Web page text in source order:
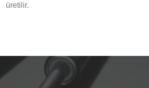
üretilir.